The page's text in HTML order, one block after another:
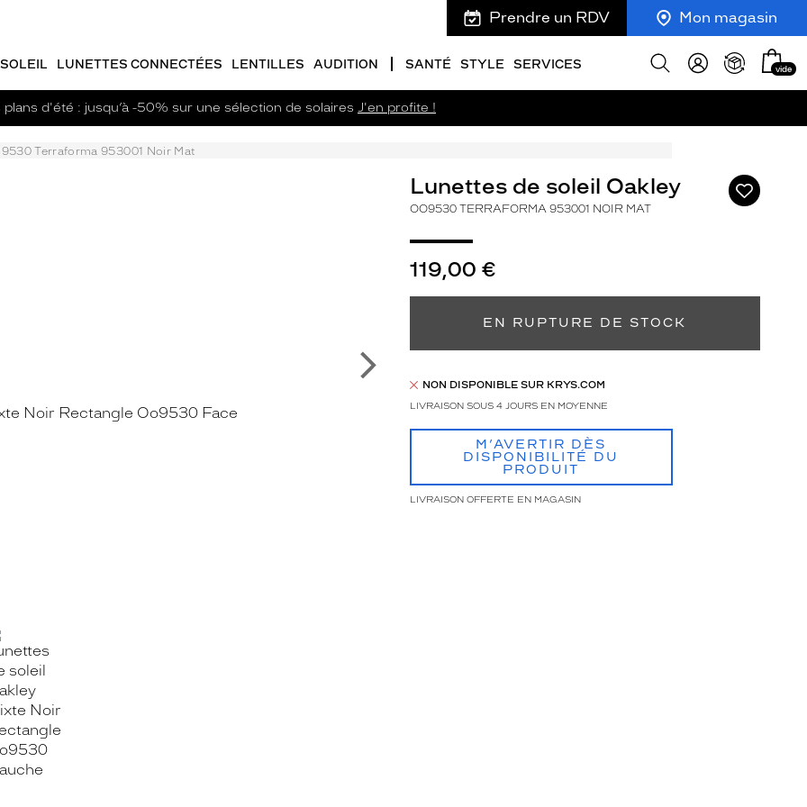
Prendre un RDV Mon magasin
LUNETTES CONNECTÉES LENTILLES AUDITION SANTÉ STYLE SERVICES
Afficher
Mon
panier
vide
plans d'été : jusqu’à -50% sur une sélection de solaires J'en profite !
Terraforma 953001 Noir Mat
Ajouter
à
Suivant
Lunettes de soleil Oakley
OO9530 TERRAFORMA 953001 NOIR MAT
119,00 €
EN RUPTURE DE STOCK
NON DISPONIBLE SUR KRYS.COM
LIVRAISON SOUS 4 JOURS EN MOYENNE
M’AVERTIR DÈS
DISPONIBILITÉ DU
PRODUIT
LIVRAISON OFFERTE EN MAGASIN